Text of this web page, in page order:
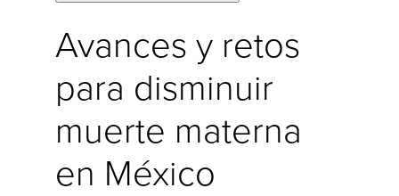
Avances y retos
para disminuir
muerte materna
en México